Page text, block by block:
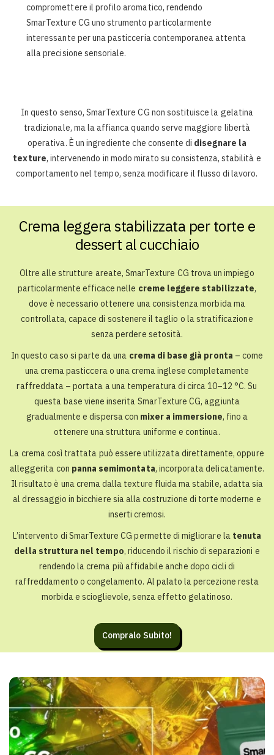
compromettere il profilo aromatico, rendendo
SmarTexture CG uno strumento particolarmente
interessante per una pasticceria contemporanea attenta
alla precisione sensoriale.
In questo senso, SmarTexture CG non sostituisce la gelatina
tradizionale, ma la affianca quando serve maggiore libertà
operativa. È un ingrediente che consente di disegnare la
texture, intervenendo in modo mirato su consistenza, stabilità e
comportamento nel tempo, senza modificare il flusso di lavoro.
Crema leggera stabilizzata per torte e
dessert al cucchiaio
Oltre alle strutture areate, SmarTexture CG trova un impiego
particolarmente efficace nelle creme leggere stabilizzate,
dove è necessario ottenere una consistenza morbida ma
controllata, capace di sostenere il taglio o la stratificazione
senza perdere setosità.
In questo caso si parte da una crema di base già pronta – come
una crema pasticcera o una crema inglese completamente
raffreddata – portata a una temperatura di circa 10–12 °C. Su
questa base viene inserita SmarTexture CG, aggiunta
gradualmente e dispersa con mixer a immersione, fino a
ottenere una struttura uniforme e continua.
La crema così trattata può essere utilizzata direttamente, oppure
alleggerita con panna semimontata, incorporata delicatamente.
Il risultato è una crema dalla texture fluida ma stabile, adatta sia
al dressaggio in bicchiere sia alla costruzione di torte moderne e
inserti cremosi.
L’intervento di SmarTexture CG permette di migliorare la tenuta
della struttura nel tempo, riducendo il rischio di separazioni e
rendendo la crema più affidabile anche dopo cicli di
raffreddamento o congelamento. Al palato la percezione resta
morbida e scioglievole, senza effetto gelatinoso.
Compralo Subito!